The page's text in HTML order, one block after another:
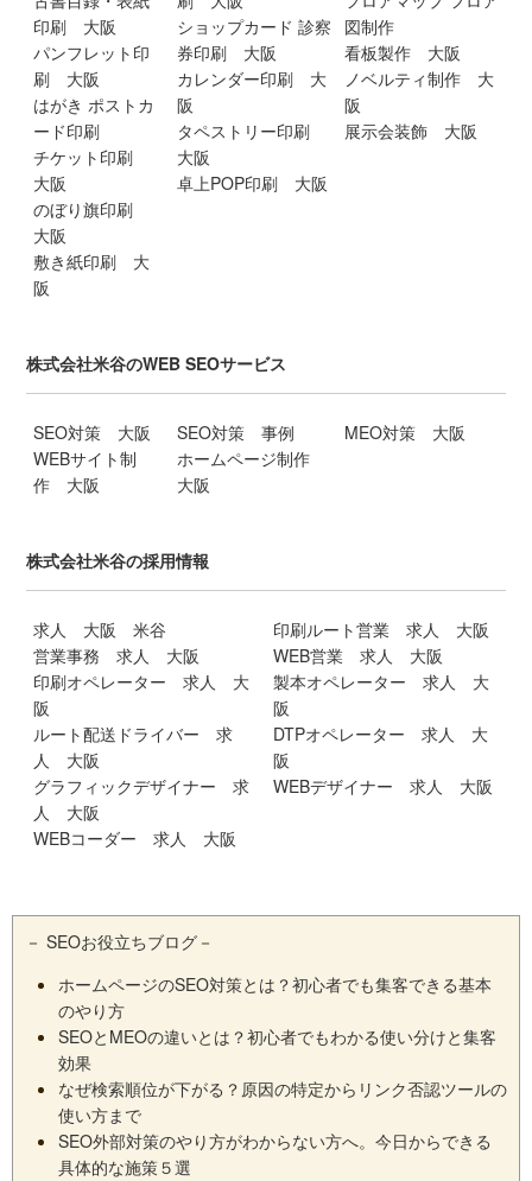
印刷 大阪
パンフレット印
刷 大阪
はがき ポストカ
ード印刷
チケット印刷
大阪
のぼり旗印刷
大阪
敷き紙印刷 大
阪
ショップカード 診察
券印刷 大阪
カレンダー印刷 大
阪
タペストリー印刷
大阪
卓上POP印刷 大阪
図制作
看板製作 大阪
ノベルティ制作 大
阪
展示会装飾 大阪
株式会社米谷のWEB SEOサービス
SEO対策 大阪
WEBサイト制
作 大阪
SEO対策 事例
ホームページ制作
大阪
MEO対策 大阪
株式会社米谷の採用情報
求人 大阪 米谷
営業事務 求人 大阪
印刷オペレーター 求人 大
阪
ルート配送ドライバー 求
人 大阪
グラフィックデザイナー 求
人 大阪
WEBコーダー 求人 大阪
印刷ルート営業 求人 大阪
WEB営業 求人 大阪
製本オペレーター 求人 大
阪
DTPオペレーター 求人 大
阪
WEBデザイナー 求人 大阪
－ SEOお役立ちブログ －
ホームページのSEO対策とは？初心者でも集客できる基本
のやり方
SEOとMEOの違いとは？初心者でもわかる使い分けと集客
効果
なぜ検索順位が下がる？原因の特定からリンク否認ツールの
使い方まで
SEO外部対策のやり方がわからない方へ。今日からできる
具体的な施策５選